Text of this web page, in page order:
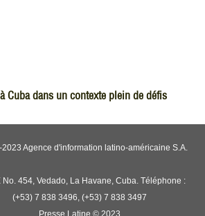
Cuba dans un contexte plein de défis
Agence d'information latino-américaine S.A.
No. 454, Vedado, La Havane, Cuba. Téléphone :
(+53) 7 838 3496, (+53) 7 838 3497
Presse Latine © 2023